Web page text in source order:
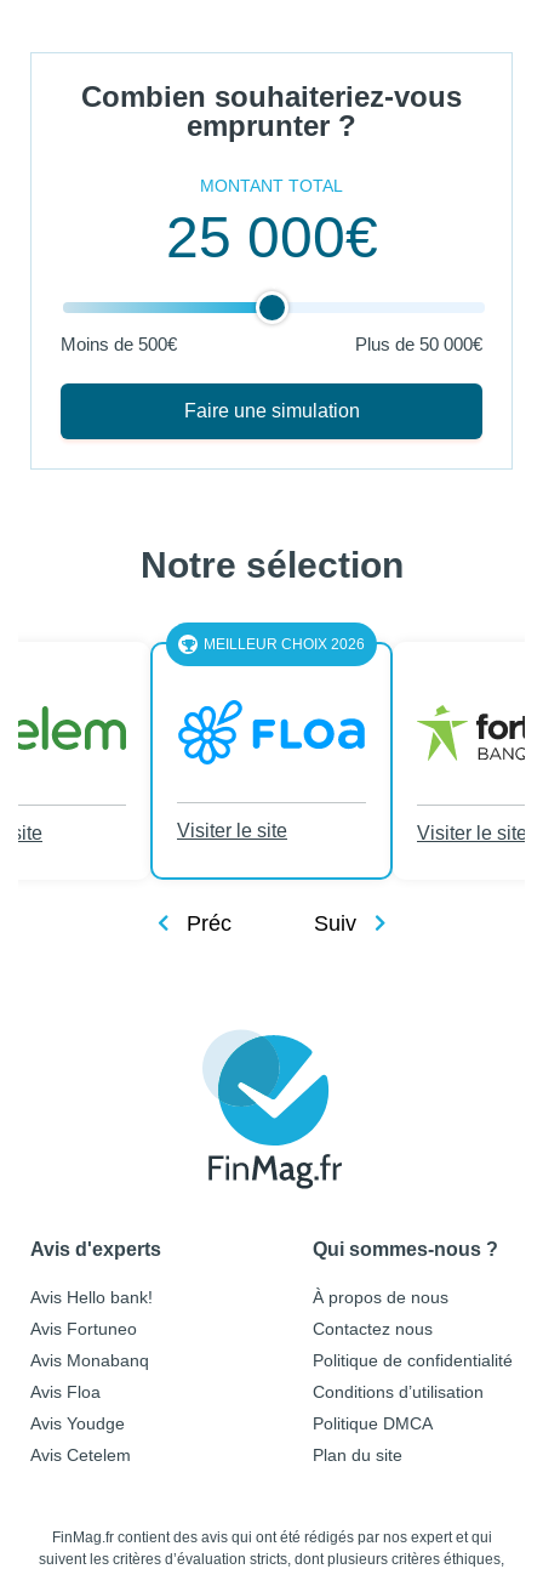
Combien souhaiteriez-vous
emprunter ?
MONTANT TOTAL
25 000€
Moins de 500€ Plus de 50 000€
Faire une simulation
Notre sélection
site
MEILLEUR CHOIX 2026
Visiter le site Visiter le site
Préc Suiv
Avis d'experts
Avis Hello bank!
Avis Fortuneo
Avis Monabanq
Avis Floa
Avis Youdge
Avis Cetelem
Qui sommes-nous ?
À propos de nous
Contactez nous
Politique de confidentialité
Conditions d’utilisation
Politique DMCA
Plan du site
FinMag.fr contient des avis qui ont été rédigés par nos expert et qui
suivent les critères d’évaluation stricts, dont plusieurs critères éthiques,